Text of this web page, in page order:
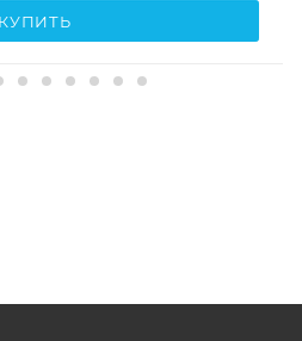
КУПИТЬ